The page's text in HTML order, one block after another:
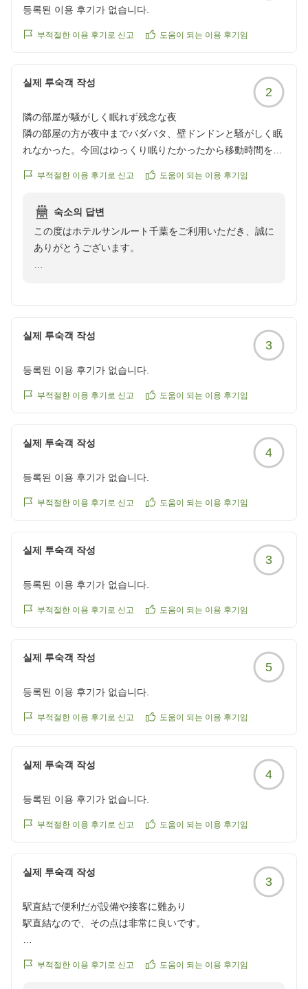
등록된 이용 후기가 없습니다.
부적절한 이용 후기로 신고 도움이 되는 이용 후기임
실제 투숙객 작성
2
隣の部屋が騒がしく眠れず残念な夜
隣の部屋の方が夜中までバダバタ、壁ドンドンと騒がしく眠
れなかった。今回はゆっくり眠りたかったから移動時間を考
でも眠れなかったけど朝からお風呂に入り、朝ごはんしっか
クチコミの詳細はこちらから
https://review.travel.rakuten.co.jp/hotel/voice/141954?
reviewId=33123478491697
부적절한 이용 후기로 신고 도움이 되는 이용 후기임
숙소의 답변
この度はホテルサンルート千葉をご利用いただき、誠に
ありがとうございます。
きところ、ご不快な思いをさせてしまい誠に申し訳ござ
とが私共の務めでございます。今回頂戴しましたご意見
そのような状況下でありながら、朝食やお風呂で気持ち
を切り替えていただけたとの温かいお言葉をいただき、
ンデッキで直結）という立地もあり、お疲れの際にもご
利用いただきやすい環境を整えております。次回お越し
いただける機会がございましたら、より快適にお過ごし
실제 투숙객 작성
3
등록된 이용 후기가 없습니다.
부적절한 이용 후기로 신고 도움이 되는 이용 후기임
실제 투숙객 작성
4
등록된 이용 후기가 없습니다.
부적절한 이용 후기로 신고 도움이 되는 이용 후기임
실제 투숙객 작성
3
등록된 이용 후기가 없습니다.
부적절한 이용 후기로 신고 도움이 되는 이용 후기임
실제 투숙객 작성
5
등록된 이용 후기가 없습니다.
부적절한 이용 후기로 신고 도움이 되는 이용 후기임
실제 투숙객 작성
4
등록된 이용 후기가 없습니다.
부적절한 이용 후기로 신고 도움이 되는 이용 후기임
실제 투숙객 작성
3
駅直結で便利だが設備や接客に難あり
駅直結なので、その点は非常に良いです。
のでやや不満でした。
부적절한 이용 후기로 신고 도움이 되는 이용 후기임